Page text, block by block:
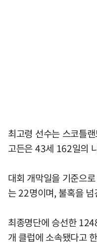
최고령 선수는 스코틀
고든은 43세 162일의
대회 개막일을 기준으
는 22명이며, 불혹을
최종명단에 승선한
개 클럽에 소속됐다고